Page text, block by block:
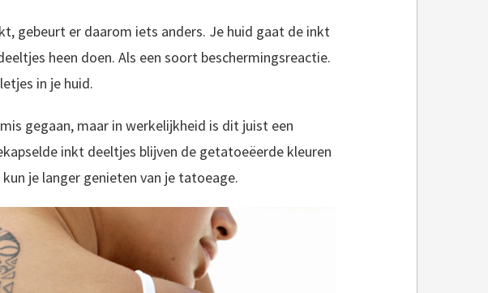
gebeurt er daarom iets anders. Je huid gaat de inkt
heen doen. Als een soort beschermingsreactie.
in je huid.
gegaan, maar in werkelijkheid is dit juist een
inkt deeltjes blijven de getatoeëerde kleuren
je langer genieten van je tatoeage.